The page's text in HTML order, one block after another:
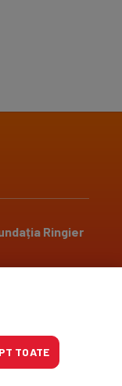
Ringier
TOATE